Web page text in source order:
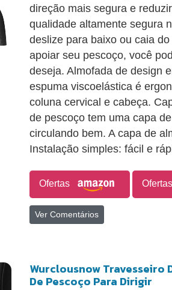
direção mais segura e
qualidade altamente segura
deslize para baixo ou caia
apoiar seu pescoço, você
deseja. Almofada de design
espuma viscoelástica é
coluna cervical e cabeça.
de pescoço tem uma capa
circulando bem. A capa de
Instalação simples: fácil e
Ofertas Ofertas
Ver Comentários
Wurclousnow Travesseiro
De Pescoço Para Dirigir